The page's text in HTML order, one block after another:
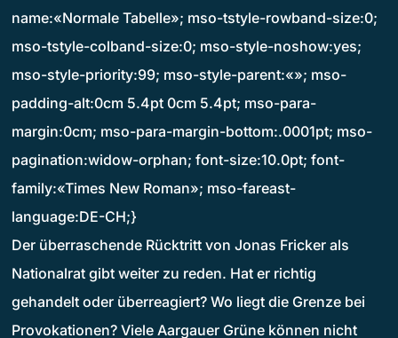
name:«Normale Tabelle»; mso-tstyle-rowband-size:0;
mso-tstyle-colband-size:0; mso-style-noshow:yes;
mso-style-priority:99; mso-style-parent:«»; mso-
padding-alt:0cm 5.4pt 0cm 5.4pt; mso-para-
margin:0cm; mso-para-margin-bottom:.0001pt; mso-
pagination:widow-orphan; font-size:10.0pt; font-
family:«Times New Roman»; mso-fareast-
language:DE-CH;}
Der überraschende Rücktritt von Jonas Fricker als
Nationalrat gibt weiter zu reden. Hat er richtig
gehandelt oder überreagiert? Wo liegt die Grenze bei
Provokationen? Viele Aargauer Grüne können nicht